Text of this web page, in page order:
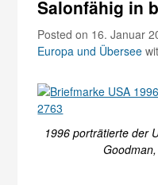
Salonfähig in
Posted on 16. Januar
Europa und Übersee
1996 porträtierte der